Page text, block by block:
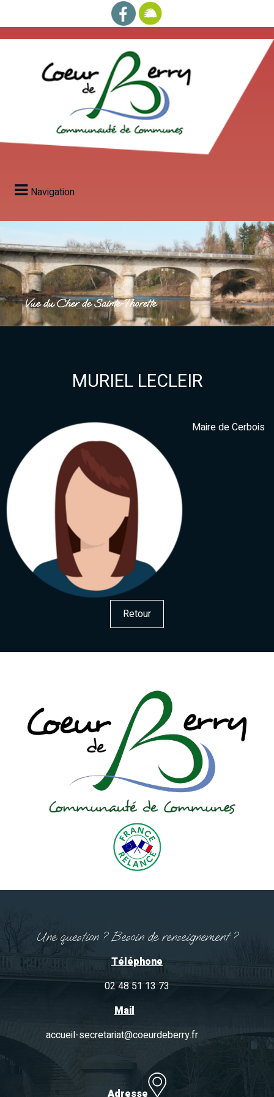
Navigation
Vue du Cher de Sainte-Thorette
MURIEL LECLEIR
Maire de Cerbois
Retour
Une question ? Besoin de renseignement ?
Téléphone
02 48 51 13 73
Mail
accueil-secretariat@coeurdeberry.fr
Adresse